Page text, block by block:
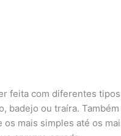
feita com diferentes
badejo ou traíra. Também
mais simples até os